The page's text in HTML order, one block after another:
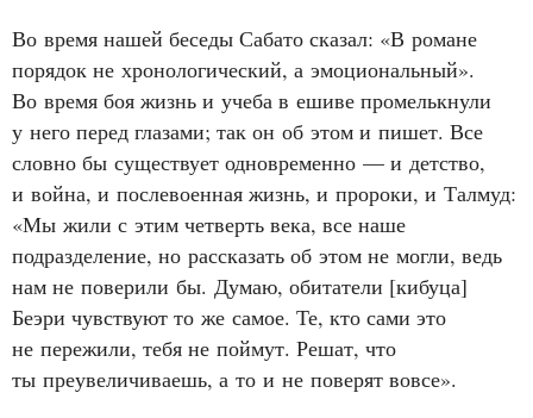
Во время нашей беседы Сабато сказал: «В романе
порядок не хронологический, а эмоциональный».
Во время боя жизнь и учеба в ешиве промелькнули
у него перед глазами; так он об этом и пишет. Все
словно бы существует одновременно — и детство,
и война, и послевоенная жизнь, и пророки, и Талмуд:
«Мы жили с этим четверть века, все наше
подразделение, но рассказать об этом не могли, ведь
нам не поверили бы. Думаю, обитатели [кибуца]
Беэри чувствуют то же самое. Те, кто сами это
не пережили, тебя не поймут. Решат, что
ты преувеличиваешь, а то и не поверят вовсе».